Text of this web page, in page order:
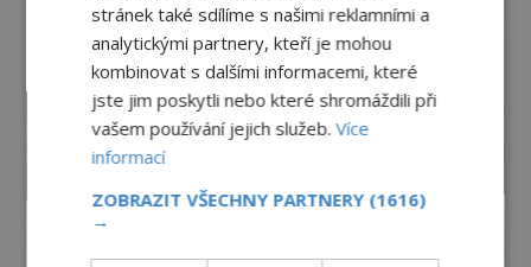
stránek také sdílíme s našimi reklamními a
analytickými partnery, kteří je mohou
kombinovat s dalšími informacemi, které
jste jim poskytli nebo které shromáždili při
vašem používání jejich služeb.Více
informací
ZOBRAZIT VŠECHNY PARTNERY (1616)
→